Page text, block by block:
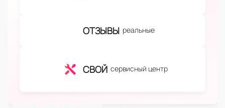
ОТЗЫВЫ реальные
СВОЙ сервисный центр